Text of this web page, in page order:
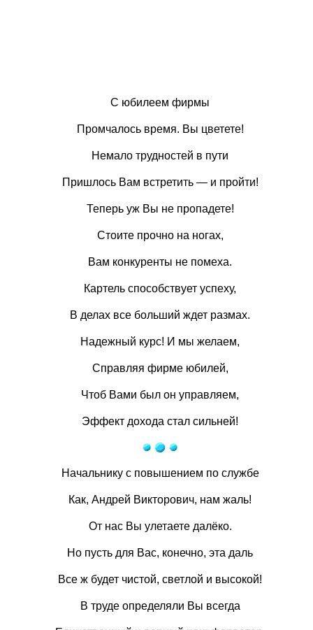
С юбилеем фирмы
Промчалось время. Вы цветете!
Немало трудностей в пути
Пришлось Вам встретить — и пройти!
Теперь уж Вы не пропадете!
Стоите прочно на ногах,
Вам конкуренты не помеха.
Картель способствует успеху,
В делах все больший ждет размах.
Надежный курс! И мы желаем,
Справляя фирме юбилей,
Чтоб Вами был он управляем,
Эффект дохода стал сильней!
Начальнику с повышением по службе
Как, Андрей Викторович, нам жаль!
От нас Вы улетаете далёко.
Но пусть для Вас, конечно, эта даль
Все ж будет чистой, светлой и высокой!
В труде определяли Вы всегда